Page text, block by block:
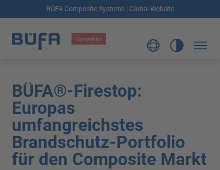
BÜFA Composite Systems | Global Website
BÜFA®-Firestop:
Europas
umfangreichstes
Brandschutz-Portfolio
für den Composite Markt